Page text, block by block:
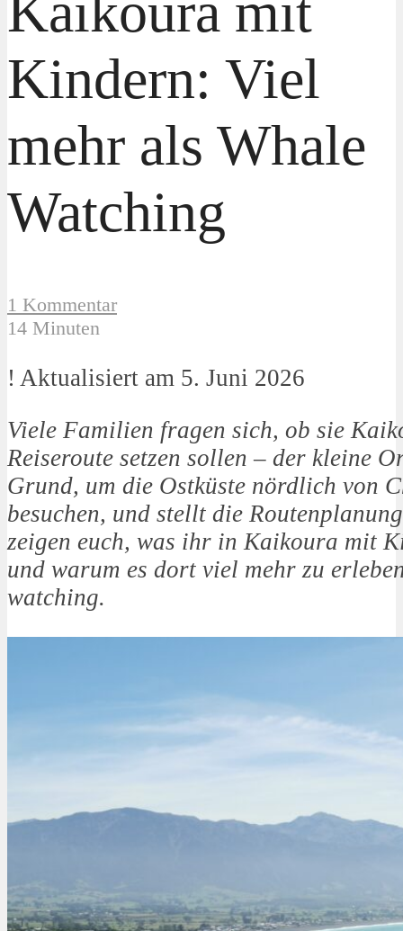
Kindern: Viel
mehr als Whale
Watching
1 Kommentar
14 Minuten
! Aktualisiert am 5. Juni 2026
Viele Familien fragen sich, ob sie
Reiseroute setzen sollen – der kleine
Grund, um die Ostküste nördlich von
besuchen, und stellt die
zeigen euch, was ihr in Kaikoura mit
und warum es dort viel mehr zu
watching.